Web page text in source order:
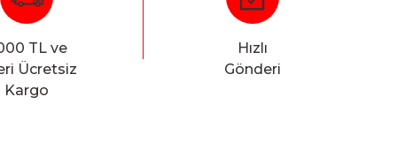
TL ve
Ücretsiz
Kargo
Hızlı
Gönderi